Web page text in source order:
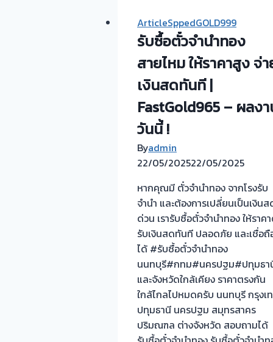
ทอง
เพชร
พลอย
เครื่อง
ประดับ
กรอบ
พระทอง
ทองคำ
เข็ท
ขัด
นาก
ทองเค
ตัว
เรือน
ทองคำ
ทุก
ชนิด
ArticleSppedGOLD999
รับซื้อตั๋วจำนำทอง
สายไหม ให้ราคาสูง จ่
เงินสดทันที |
FastGold965 – ผลง
วันนี้ !
Byadmin
22/05/202522/05/2025
หากคุณมี ตั๋วจำนำทอง จากโรงรับ
จำนำ และต้องการเปลี่ยนเป็นเงินส
ด่วน เรารับซื้อตั๋วจำนำทอง ให้ราค
รับเงินสดทันที ปลอดภัย และเชื่อถื
ได้ #รับซื้อตั๋วจำนำทอง
นนทบุรี#กทม#นครปฐม#ปทุมธา
และจังหวัดใกล้เคียง ราคาตรงกัน
ใกล้ไกลไปหมดครับ นนทบุรี กรุงเ
ปทุมธานี นครปฐม สมุทรสาคร
ปริมณฑล ต่างจังหวัด สอบถามได้